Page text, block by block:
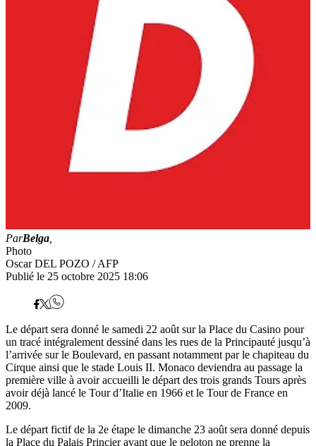
ParBelga
Photo
Oscar DEL POZO / AFP
Publié le 25 octobre 2025 18:06
Le départ sera donné le samedi 22 août sur la Place du Casino pour
un tracé intégralement dessiné dans les rues de la Principauté jusqu’à
l’arrivée sur le Boulevard, en passant notamment par le chapiteau du
Cirque ainsi que le stade Louis II. Monaco deviendra au passage la
première ville à avoir accueilli le départ des trois grands Tours après
avoir déjà lancé le Tour d’Italie en 1966 et le Tour de France en
2009.
Le départ fictif de la 2e étape le dimanche 23 août sera donné depuis
la Place du Palais Princier avant que le peloton ne prenne la